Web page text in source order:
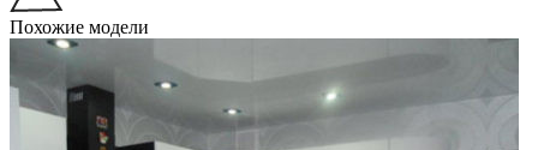
Похожие модели